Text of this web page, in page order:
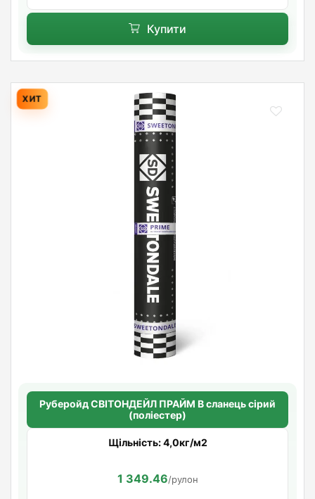
Купити
ХИТ
Руберойд СВІТОНДЕЙЛ ПРАЙМ В сланець сірий
(поліестер)
Щільність: 4,0кг/м2
1 349.46/рулон